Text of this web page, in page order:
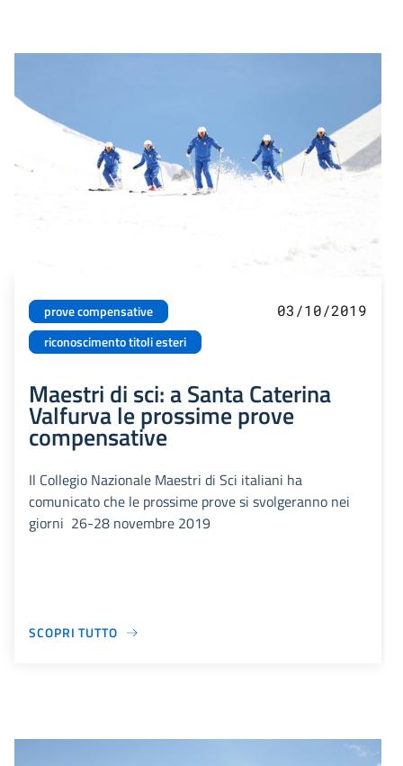
prove compensative
riconoscimento titoli esteri
03/10/2019
Maestri di sci: a Santa Caterina
Valfurva le prossime prove
compensative
Il Collegio Nazionale Maestri di Sci italiani ha
comunicato che le prossime prove si svolgeranno nei
giorni 26-28 novembre 2019
SCOPRI TUTTO